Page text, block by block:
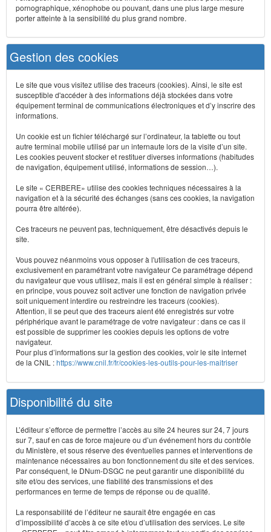
pornographique, xénophobe ou pouvant, dans une plus large mesure
porter atteinte à la sensibilité du plus grand nombre.
Gestion des cookies
Le site que vous visitez utilise des traceurs (cookies). Ainsi, le site est
susceptible d'accéder à des informations déjà stockées dans votre
équipement terminal de communications électroniques et d’y inscrire des
informations.
Un cookie est un fichier téléchargé sur l’ordinateur, la tablette ou tout
autre terminal mobile utilisé par un internaute lors de la visite d’un site.
Les cookies peuvent stocker et restituer diverses informations (habitudes
de navigation, équipement utilisé, informations de session…).
Le site « CERBERE» utilise des cookies techniques nécessaires à la
navigation et à la sécurité des échanges (sans ces cookies, la navigation
pourra être altérée).
Ces traceurs ne peuvent pas, techniquement, être désactivés depuis le
site.
Vous pouvez néanmoins vous opposer à l'utilisation de ces traceurs,
exclusivement en paramétrant votre navigateur Ce paramétrage dépend
du navigateur que vous utilisez, mais il est en général simple à réaliser :
en principe, vous pouvez soit activer une fonction de navigation privée
soit uniquement interdire ou restreindre les traceurs (cookies).
Attention, il se peut que des traceurs aient été enregistrés sur votre
périphérique avant le paramétrage de votre navigateur : dans ce cas il
est possible de supprimer les cookies depuis les options de votre
navigateur.
Pour plus d’informations sur la gestion des cookies, voir le site internet
de la CNIL :https://www.cnil.fr/fr/cookies-les-outils-pour-les-maitriser
Disponibilité du site
L’éditeur s’efforce de permettre l’accès au site 24 heures sur 24, 7 jours
sur 7, sauf en cas de force majeure ou d’un événement hors du contrôle
du Ministère, et sous réserve des éventuelles pannes et interventions de
maintenance nécessaires au bon fonctionnement du site et des services.
Par conséquent, le DNum-DSGC ne peut garantir une disponibilité du
site et/ou des services, une fiabilité des transmissions et des
performances en terme de temps de réponse ou de qualité.
La responsabilité de l’éditeur ne saurait être engagée en cas
d’impossibilité d’accès à ce site et/ou d’utilisation des services. Le site